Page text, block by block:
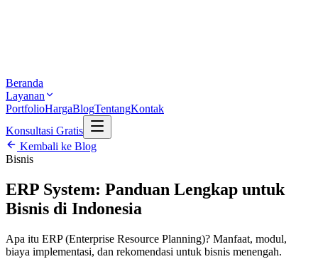
Beranda
Layanan
PortfolioHargaBlogTentangKontak
Konsultasi Gratis
Kembali ke Blog
Bisnis
ERP System: Panduan Lengkap untuk
Bisnis di Indonesia
Apa itu ERP (Enterprise Resource Planning)? Manfaat, modul,
biaya implementasi, dan rekomendasi untuk bisnis menengah.